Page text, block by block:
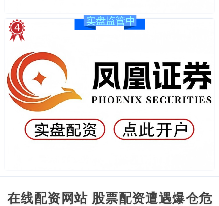
在线配资网站 股票配资遭遇爆仓危